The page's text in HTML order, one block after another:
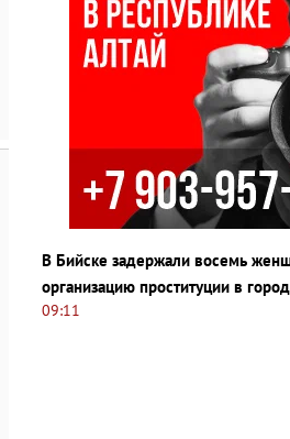
В Бийске задержали восемь
организацию проституции в
09:11